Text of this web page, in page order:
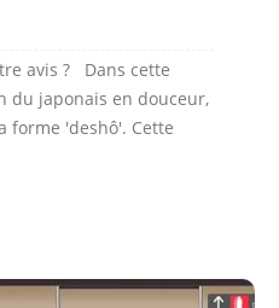
avis ? Dans cette
du japonais en douceur,
forme 'deshô'. Cette